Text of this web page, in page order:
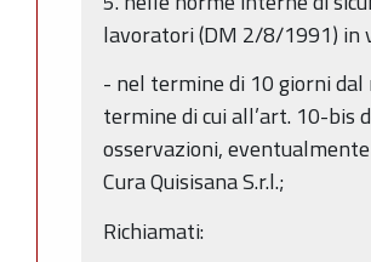
lavoratori (DM 2/8/1991) in
- nel termine di 10 giorni
termine di cui all’art. 10-bis
osservazioni,
Cura Quisisana S.r.l.;
Richiamati: